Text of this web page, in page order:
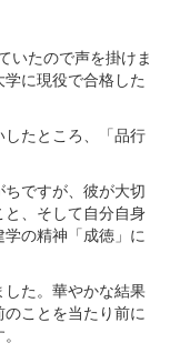
いたので声を掛けま
に現役で合格した
たところ、「品行
ですが、彼が大切
、そして自分自身
の精神「成徳」に
た。華やかな結果
ことを当たり前に